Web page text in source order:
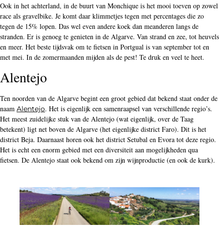
Ook in het achterland, in de buurt van Monchique is het mooi toeven op zowel
race als gravelbike. Je komt daar klimmetjes tegen met percentages die zo
tegen de 15% lopen. Das wel even andere koek dan meanderen langs de
stranden. Er is genoeg te genieten in de Algarve. Van strand en zee, tot heuvels
en meer. Het beste tijdsvak om te fietsen in Portgual is van september tot en
met mei. In de zomermaanden mijden als de pest! Te druk en veel te heet.
Alentejo
Ten noorden van de Algarve begint een groot gebied dat bekend staat onder de
naam Alentejo. Het is eigenlijk een samenraapsel van verschillende regio’s.
Het meest zuidelijke stuk van de Alentejo (wat eigenlijk, over de Taag
betekent) ligt net boven de Algarve (het eigenlijke district Faro). Dit is het
district Beja. Daarnaast horen ook het district Setubal en Evora tot deze regio.
Het is echt een enorm gebied met een diversiteit aan mogelijkheden qua
fietsen. De Alentejo staat ook bekend om zijn wijnproductie (en ook de kurk).